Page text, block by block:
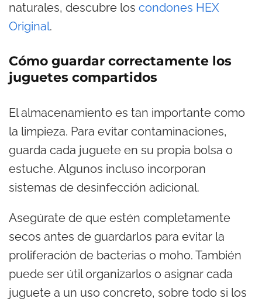
naturales, descubre los condones HEX
Original.
Cómo guardar correctamente los
juguetes compartidos
El almacenamiento es tan importante como
la limpieza. Para evitar contaminaciones,
guarda cada juguete en su propia bolsa o
estuche. Algunos incluso incorporan
sistemas de desinfección adicional.
Asegúrate de que estén completamente
secos antes de guardarlos para evitar la
proliferación de bacterias o moho. También
puede ser útil organizarlos o asignar cada
juguete a un uso concreto, sobre todo si los